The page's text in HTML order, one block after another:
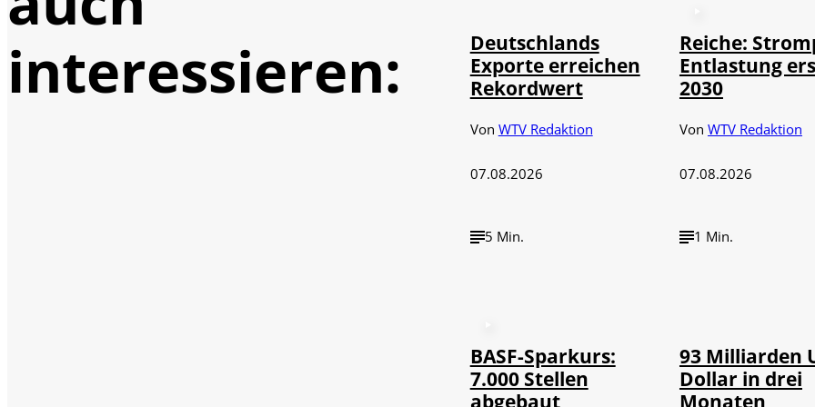
interessieren:
Deutschlands
Exporte erreichen
Rekordwert
Von WTV Redaktion
07.08.2026
5 Min.
Reiche:
Entlastung
2030
Von WTV Redaktion
07.08.2026
1 Min.
BASF-Sparkurs:
7.000 Stellen
abgebaut
93 Milliarden
Dollar in drei
Monaten